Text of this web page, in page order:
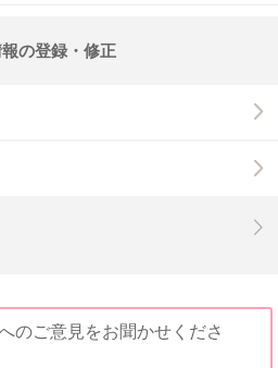
の登録・修正
のご意見をお聞かせくださ